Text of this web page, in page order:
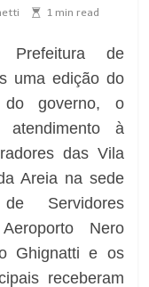
1 min read
Prefeitura de
uma edição do
do governo, o
à
das Vila
Areia na sede
Servidores
Nero
Ghignatti e os
receberam